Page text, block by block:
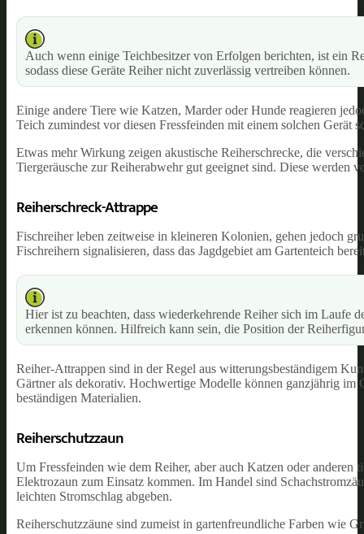
Auch wenn einige Teichbesitzer von Erfolgen berichten, ist ein
sodass diese Geräte Reiher nicht zuverlässig vertreiben können.
Einige andere Tiere wie Katzen, Marder oder Hunde reagieren
Teich zumindest vor diesen Fressfeinden mit einem solchen Gerät
Etwas mehr Wirkung zeigen akustische Reiherschrecke, die
Tiergeräusche zur Reiherabwehr gut geeignet sind. Diese werden
Reiherschreck-Attrappe
Fischreiher leben zeitweise in kleineren Kolonien, gehen jedoch
Fischreihern signalisieren, dass das Jagdgebiet am Gartenteich
Hier ist zu beachten, dass wiederkehrende Reiher sich im Laufe
erkennen können. Hilfreich kann sein, die Position der
Reiher-Attrappen sind in der Regel aus witterungsbeständigem
Gärtner als dekorativ. Hochwertige Modelle können ganzjährig im
beständigen Materialien.
Reiherschutzzaun
Um Fressfeinden wie dem Reiher, aber auch Katzen oder
Elektrozaun zum Einsatz kommen. Im Handel sind
leichten Stromschlag abgeben.
Reiherschutzzäune sind zumeist in gartenfreundliche Farben wie